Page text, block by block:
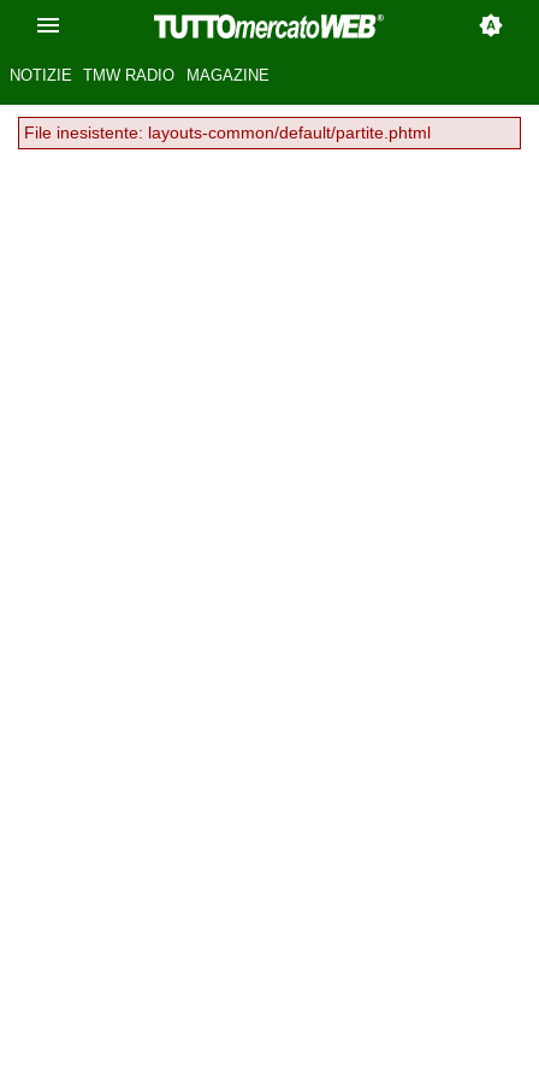
NOTIZIE TMW RADIO MAGAZINE
File inesistente: layouts-common/default/partite.phtml